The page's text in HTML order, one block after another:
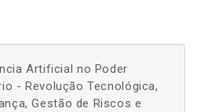
Artificial no Poder
- Revolução Tecnológica,
Gestão de Riscos e